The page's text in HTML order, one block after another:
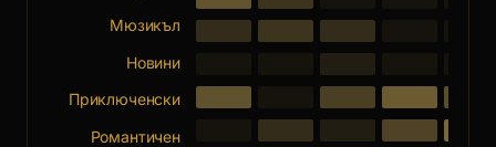
Мюзикъл
Новини
Приключенски
Романтичен